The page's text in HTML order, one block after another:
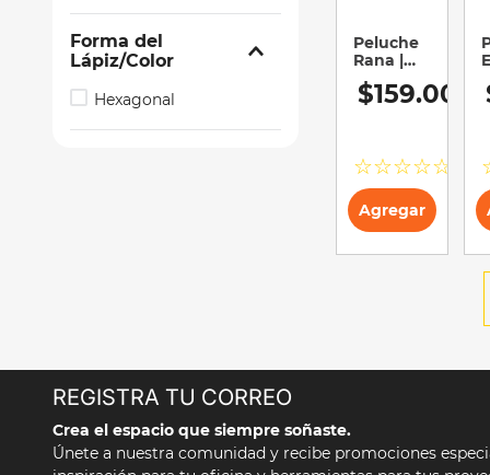
Forma del
Lápiz/Color
Hexagonal
Peluche
Rana |
Binney &
Smith |
$159.00
☆☆☆☆☆
Agregar
REGISTRA TU CORREO
Crea el espacio que siempre soñaste.
Únete a nuestra comunidad y recibe promociones